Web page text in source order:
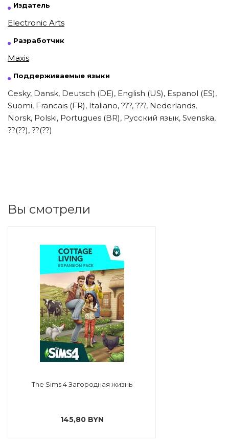
Издатель
Electronic Arts
Разработчик
Maxis
Поддерживаемые языки
Cesky, Dansk, Deutsch (DE), English (US), Espanol (ES),
Suomi, Francais (FR), Italiano, ???, ???, Nederlands,
Norsk, Polski, Portugues (BR), Русский язык, Svenska,
??(??), ??(??)
Вы смотрели
The Sims 4 Загородная жизнь
145,80 BYN